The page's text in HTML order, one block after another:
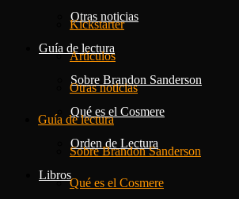
Otras noticias
Guía de lectura
Sobre Brandon Sanderson
Qué es el Cosmere
Orden de Lectura
Libros
Kickstarter
Artículos
Otras noticias
Guía de lectura
Sobre Brandon Sanderson
Qué es el Cosmere